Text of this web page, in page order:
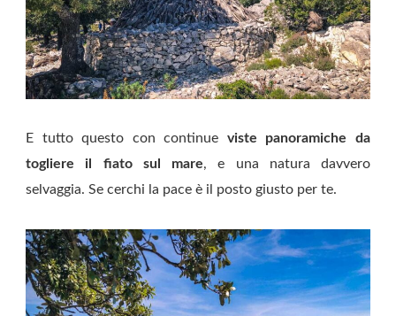
E tutto questo con continue viste panoramiche da
togliere il fiato sul mare, e una natura davvero
selvaggia. Se cerchi la pace è il posto giusto per te.